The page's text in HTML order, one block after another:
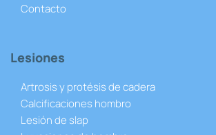
Contacto
Lesiones
Artrosis y protésis de cadera
Calcificaciones hombro
Lesión de slap